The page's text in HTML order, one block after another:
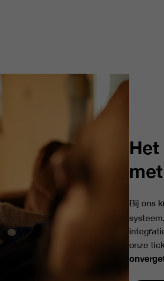
Bij ons
onze